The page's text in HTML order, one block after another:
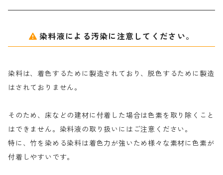
ナ行
ハ行
マ行
粉末顔料
綿・麻を染める染料
絹・羊毛を染める染料
染料液による汚染に注意してください。
染料は、着色するために製造されており、脱色するために製造
はされておりません。
そのため、床などの建材に付着した場合は色素を取り除くこと
はできません。染料液の取り扱いにはご注意ください。
特に、竹を染める染料は着色力が強いため様々な素材に色素が
付着しやすいです。